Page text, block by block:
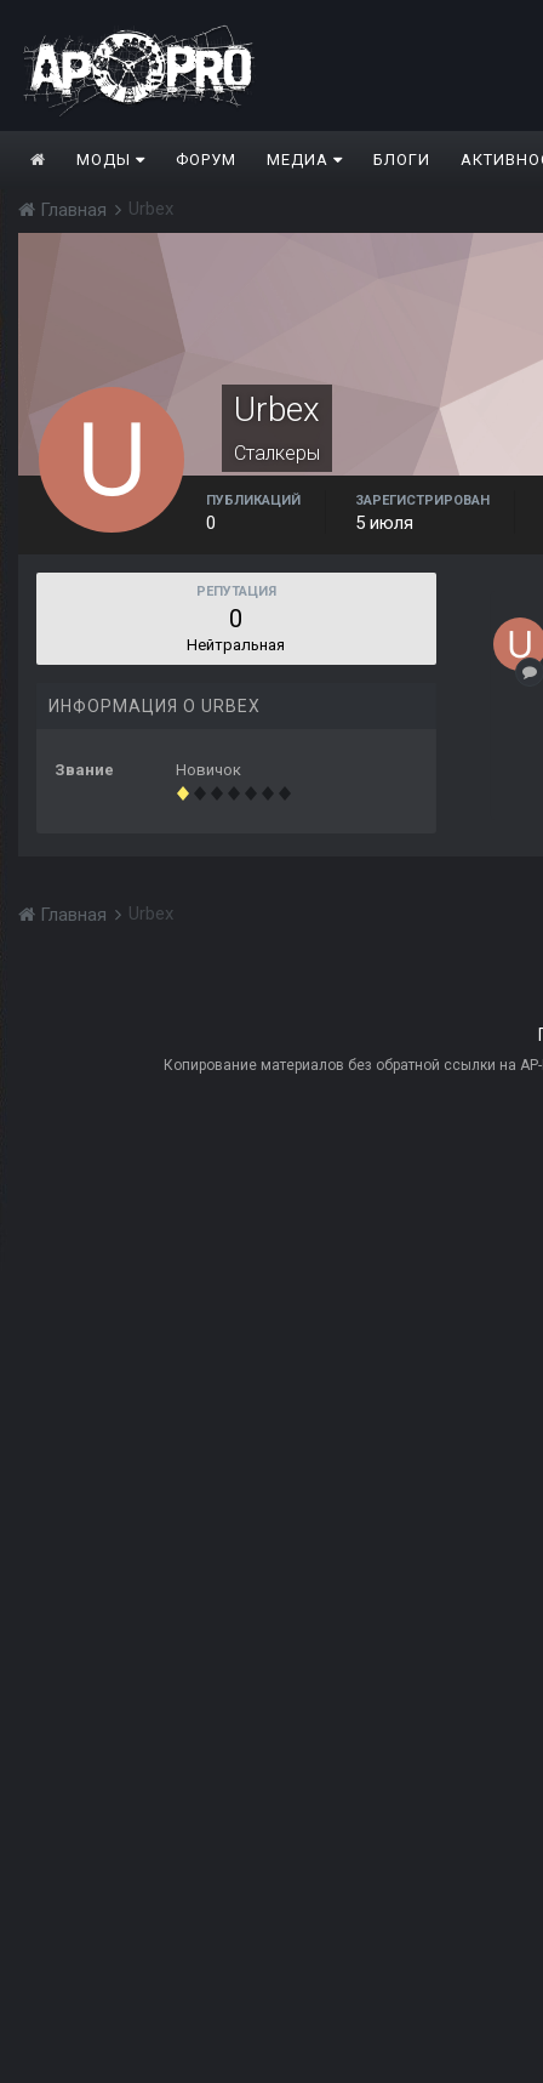
МОДЫ ФОРУМ МЕДИА БЛОГИ
Главная Urbex
Urbex
Сталкеры
ПУБЛИКАЦИЙ
0
ЗАРЕГИСТРИРОВАН
5 июля
РЕПУТАЦИЯ
0
Нейтральная
ИНФОРМАЦИЯ О URBEX
Звание Новичок
Главная Urbex
Копирование материалов без обратной ссылки на